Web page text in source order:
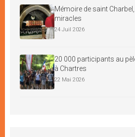
Mémoire de saint
miracles
24 Juil 2026
20 000 participants au
à Chartres
22 Mai 2026